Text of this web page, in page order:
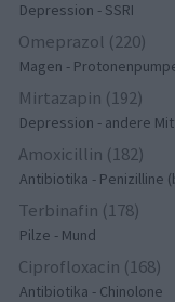
Depression - SSRI
Omeprazol (220)
Magen -
Mirtazapin (192)
Depression - andere
Amoxicillin (182)
Antibiotika - Penizilline
Terbinafin (178)
Pilze - Mund
Ciprofloxacin (168)
Antibiotika - Chinolone